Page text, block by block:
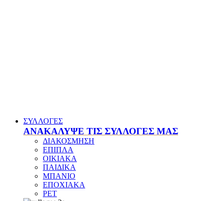
ΣΥΛΛΟΓΕΣ
ΑΝΑΚΑΛΥΨΕ ΤΙΣ ΣΥΛΛΟΓΕΣ ΜΑΣ
ΔΙΑΚΟΣΜΗΣΗ
ΕΠΙΠΛΑ
ΟΙΚΙΑΚΑ
ΠΑΙΔΙΚΑ
ΜΠΑΝΙΟ
ΕΠΟΧΙΑΚΑ
PET